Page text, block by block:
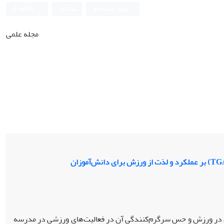
مجله علمی
در ورزش و حس سرگرم‌کنندگی آن در فعالیت‌های ورزشی در مدرسه